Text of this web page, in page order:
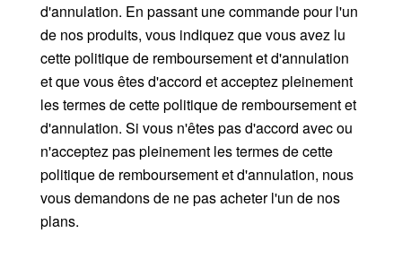
d'annulation. En passant une commande pour l'un
de nos produits, vous indiquez que vous avez lu
cette politique de remboursement et d'annulation
et que vous êtes d'accord et acceptez pleinement
les termes de cette politique de remboursement et
d'annulation. Si vous n'êtes pas d'accord avec ou
n'acceptez pas pleinement les termes de cette
politique de remboursement et d'annulation, nous
vous demandons de ne pas acheter l'un de nos
plans.